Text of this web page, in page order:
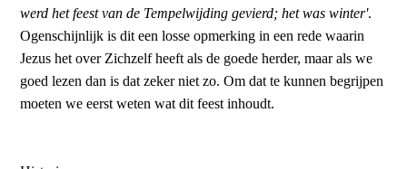
werd het feest van de Tempelwijding gevierd; het was winter'.
Ogenschijnlijk is dit een losse opmerking in een rede waarin
Jezus het over Zichzelf heeft als de goede herder, maar als we
goed lezen dan is dat zeker niet zo. Om dat te kunnen begrijpen
moeten we eerst weten wat dit feest inhoudt.